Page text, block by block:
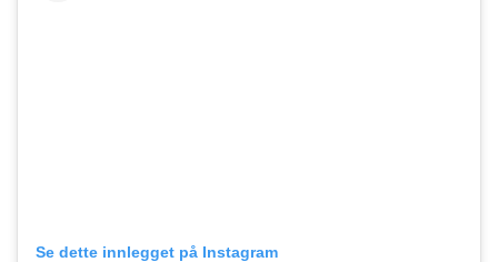
Se dette innlegget på Instagram